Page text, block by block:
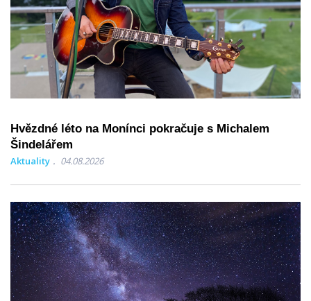
Hvězdné léto na Monínci pokračuje s Michalem
Šindelářem
Aktuality 04.08.2026